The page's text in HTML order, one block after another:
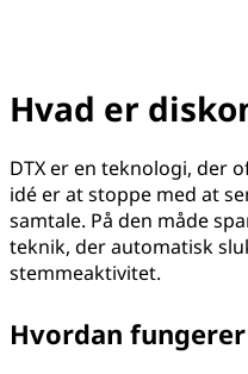
Hvad er
DTX er en teknologi,
idé er at stoppe med at
samtale. På den måde
teknik, der automatisk
stemmeaktivitet.
Hvordan fungerer